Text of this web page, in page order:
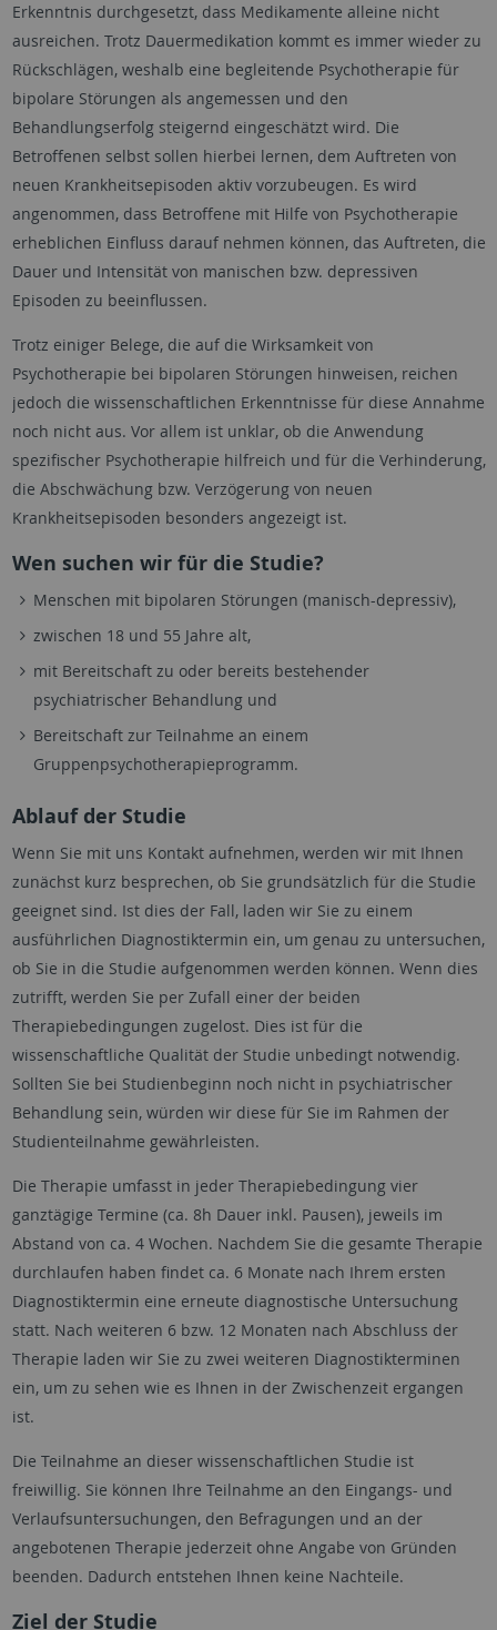
Erkenntnis durchgesetzt, dass Medikamente alleine nicht
ausreichen. Trotz Dauermedikation kommt es immer wieder zu
Rückschlägen, weshalb eine begleitende Psychotherapie für
bipolare Störungen als angemessen und den
Behandlungserfolg steigernd eingeschätzt wird. Die
Betroffenen selbst sollen hierbei lernen, dem Auftreten von
neuen Krankheitsepisoden aktiv vorzubeugen. Es wird
angenommen, dass Betroffene mit Hilfe von Psychotherapie
erheblichen Einfluss darauf nehmen können, das Auftreten, die
Dauer und Intensität von manischen bzw. depressiven
Episoden zu beeinflussen.
Trotz einiger Belege, die auf die Wirksamkeit von
Psychotherapie bei bipolaren Störungen hinweisen, reichen
jedoch die wissenschaftlichen Erkenntnisse für diese Annahme
noch nicht aus. Vor allem ist unklar, ob die Anwendung
spezifischer Psychotherapie hilfreich und für die Verhinderung,
die Abschwächung bzw. Verzögerung von neuen
Krankheitsepisoden besonders angezeigt ist.
Wen suchen wir für die Studie?
Menschen mit bipolaren Störungen (manisch-depressiv),
zwischen 18 und 55 Jahre alt,
mit Bereitschaft zu oder bereits bestehender
psychiatrischer Behandlung und
Bereitschaft zur Teilnahme an einem
Gruppenpsychotherapieprogramm.
Ablauf der Studie
Wenn Sie mit uns Kontakt aufnehmen, werden wir mit Ihnen
zunächst kurz besprechen, ob Sie grundsätzlich für die Studie
geeignet sind. Ist dies der Fall, laden wir Sie zu einem
ausführlichen Diagnostiktermin ein, um genau zu untersuchen,
ob Sie in die Studie aufgenommen werden können. Wenn dies
zutrifft, werden Sie per Zufall einer der beiden
Therapiebedingungen zugelost. Dies ist für die
wissenschaftliche Qualität der Studie unbedingt notwendig.
Sollten Sie bei Studienbeginn noch nicht in psychiatrischer
Behandlung sein, würden wir diese für Sie im Rahmen der
Studienteilnahme gewährleisten.
Die Therapie umfasst in jeder Therapiebedingung vier
ganztägige Termine (ca. 8h Dauer inkl. Pausen), jeweils im
Abstand von ca. 4 Wochen. Nachdem Sie die gesamte Therapie
durchlaufen haben findet ca. 6 Monate nach Ihrem ersten
Diagnostiktermin eine erneute diagnostische Untersuchung
statt. Nach weiteren 6 bzw. 12 Monaten nach Abschluss der
Therapie laden wir Sie zu zwei weiteren Diagnostikterminen
ein, um zu sehen wie es Ihnen in der Zwischenzeit ergangen
ist.
Die Teilnahme an dieser wissenschaftlichen Studie ist
freiwillig. Sie können Ihre Teilnahme an den Eingangs- und
Verlaufsuntersuchungen, den Befragungen und an der
angebotenen Therapie jederzeit ohne Angabe von Gründen
beenden. Dadurch entstehen Ihnen keine Nachteile.
Ziel der Studie